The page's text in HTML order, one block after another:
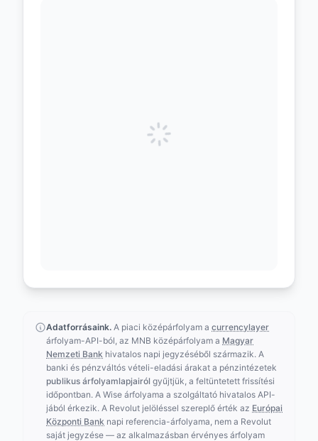
Adatforrásaink. A piaci középárfolyam a currencylayer
árfolyam-API-ból, az MNB középárfolyam a Magyar
Nemzeti Bank hivatalos napi jegyzéséből származik. A
banki és pénzváltós vételi-eladási árakat a pénzintézetek
publikus árfolyamlapjairól gyűjtjük, a feltüntetett frissítési
időpontban. A Wise árfolyama a szolgáltató hivatalos API-
jából érkezik. A Revolut jelöléssel szereplő érték az Európai
Központi Bank napi referencia-árfolyama, nem a Revolut
saját jegyzése — az alkalmazásban érvényes árfolyam